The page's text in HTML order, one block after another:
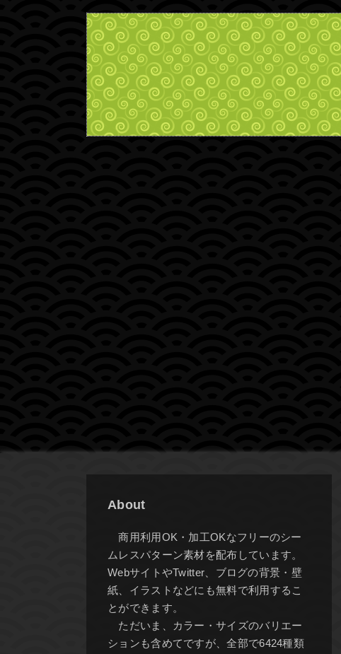
About
商用利用OK・加工OKなフリーのシー
ムレスパターン素材を配布しています。
WebサイトやTwitter、ブログの背景・壁
紙、イラストなどにも無料で利用するこ
とができます。
ただいま、カラー・サイズのバリエー
ションも含めてですが、全部で6424種類